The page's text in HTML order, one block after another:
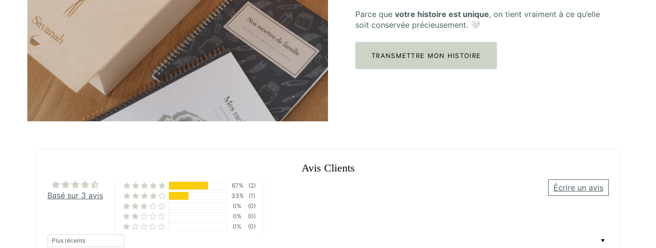
Parce que votre histoire est unique, on tient vraiment à ce qu’elle
soit conservée précieusement. 🤍
TRANSMETTRE MON HISTOIRE
Avis Clients
Basé sur 3 avis
Écrire un avis
67%
(2)
33%
(1)
0%
(0)
0%
(0)
0%
(0)